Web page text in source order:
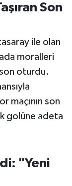
Son
ile olan
moralleri
oturdu.
maçının son
golüne adeta
"Yeni